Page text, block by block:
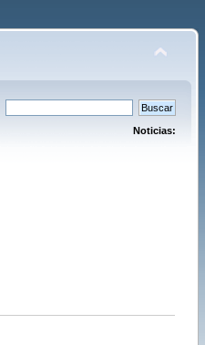
Noticias: